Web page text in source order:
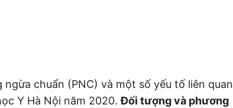
chuẩn (PNC) và một số yếu tố liên quan
Y Hà Nội năm 2020.Đối tượng và phương